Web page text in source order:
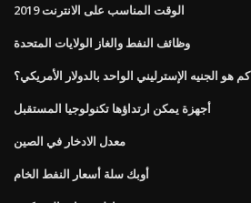
الوقت المناسب على الانترنت 2019
وظائف النفط والغاز الولايات المتحدة
كم هو الجنيه الإسترليني الواحد بالدولار الأمريكي؟
أجهزة يمكن ارتداؤها تكنولوجيا المستقبل
معدل الادخار في الصين
أوبك سلة أسعار النفط الخام